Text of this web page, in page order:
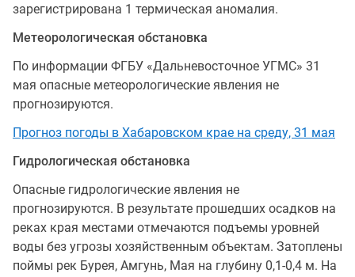
зарегистрирована 1 термическая аномалия.
Метеорологическая обстановка
По информации ФГБУ «Дальневосточное УГМС» 31
мая опасные метеорологические явления не
прогнозируются.
Прогноз погоды в Хабаровском крае на среду, 31 мая
Гидрологическая обстановка
Опасные гидрологические явления не
прогнозируются. В результате прошедших осадков на
реках края местами отмечаются подъемы уровней
воды без угрозы хозяйственным объектам. Затоплены
поймы рек Бурея, Амгунь, Мая на глубину 0,1-0,4 м. На